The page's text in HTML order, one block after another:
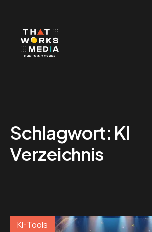
Schlagwort: KI
Verzeichnis
KI-Tools